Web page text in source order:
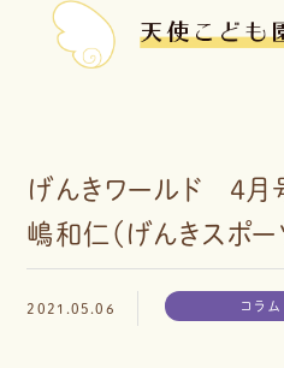
げんきワールド 4
嶋和仁（げんきスポー
2021.05.06 コラム